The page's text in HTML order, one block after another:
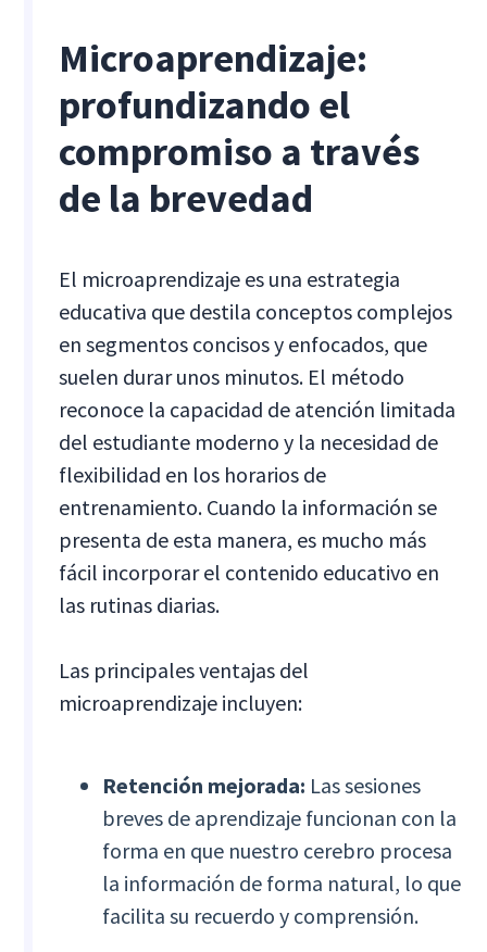
Microaprendizaje:
profundizando el
compromiso a través
de la brevedad
El microaprendizaje es una estrategia
educativa que destila conceptos complejos
en segmentos concisos y enfocados, que
suelen durar unos minutos. El método
reconoce la capacidad de atención limitada
del estudiante moderno y la necesidad de
flexibilidad en los horarios de
entrenamiento. Cuando la información se
presenta de esta manera, es mucho más
fácil incorporar el contenido educativo en
las rutinas diarias.
Las principales ventajas del
microaprendizaje incluyen:
Retención mejorada: Las sesiones
breves de aprendizaje funcionan con la
forma en que nuestro cerebro procesa
la información de forma natural, lo que
facilita su recuerdo y comprensión.